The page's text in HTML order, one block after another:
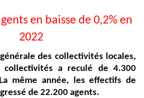
en baisse de 0,2% en
2022
des collectivités locales,
collectivités a reculé de 4.300
même année, les effectifs de
de 22.200 agents.